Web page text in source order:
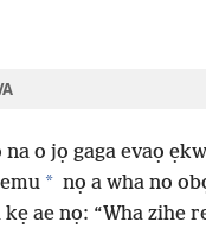
na o jọ gaga evaọ
* nọ a wha no
ae nọ: “Wha zihe